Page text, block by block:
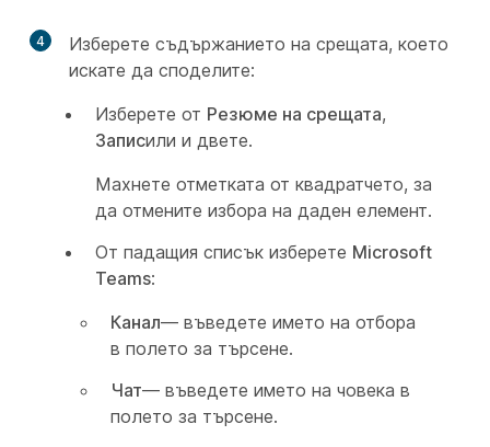
4
Изберете съдържанието на срещата, което
искате да споделите:
Изберете от Резюме на срещата,
Записили и двете.
Махнете отметката от квадратчето, за
да отмените избора на даден елемент.
От падащия списък изберете Microsoft
Teams:
Канал— въведете името на отбора
в полето за търсене.
Чат— въведете името на човека в
полето за търсене.